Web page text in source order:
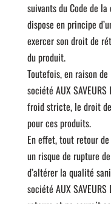
suivants du Code de
dispose en principe
exercer son droit de
du produit.
Toutefois, en raison
société AUX SAVEURS
froid stricte, le droit
pour ces produits.
En effet, tout retour
un risque de rupture
d’altérer la qualité
société AUX SAVEURS